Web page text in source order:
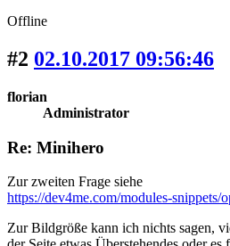
Offline
#2 02.10.2017 09:56:46
florian
Administrator
Re: Minihero
Zur zweiten Frage siehe
https://dev4me.com/modules-snippets/
Zur Bildgröße kann ich nichts sagen,